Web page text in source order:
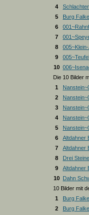
4
5
Burg
6
7
8
9
10
Die 10 Bilder
1
2
3
4
5
6
Altdahner
7
Altdahner
8
Drei
9
Altdahner
10
Dahn
10 Bilder mit
1
Burg
2
Burg